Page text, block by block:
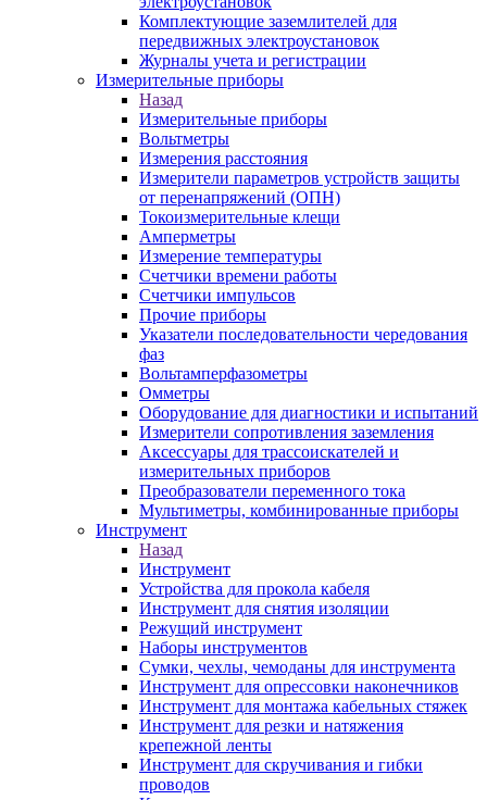
Комплектующие заземлителей для
передвижных электроустановок
Журналы учета и регистрации
Измерительные приборы
Назад
Измерительные приборы
Вольтметры
Измерения расстояния
Измерители параметров устройств защиты
от перенапряжений (ОПН)
Токоизмерительные клещи
Амперметры
Измерение температуры
Счетчики времени работы
Счетчики импульсов
Прочие приборы
Указатели последовательности чередования
фаз
Вольтамперфазометры
Омметры
Оборудование для диагностики и испытаний
Измерители сопротивления заземления
Аксессуары для трассоискателей и
измерительных приборов
Преобразователи переменного тока
Мультиметры, комбинированные приборы
Инструмент
Назад
Инструмент
Устройства для прокола кабеля
Инструмент для снятия изоляции
Режущий инструмент
Наборы инструментов
Сумки, чехлы, чемоданы для инструмента
Инструмент для опрессовки наконечников
Инструмент для монтажа кабельных стяжек
Инструмент для резки и натяжения
крепежной ленты
Инструмент для скручивания и гибки
проводов